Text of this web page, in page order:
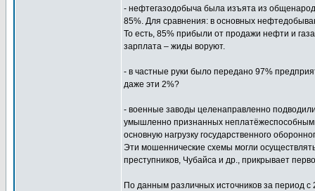
- нефтегазодобыча была изъята из
85%. Для сравнения: в основных
То есть, 85% прибыли от продажи нефти и
зарплата – жиды воруют.
- в частные руки было передано 97%
даже эти 2%?
- военные заводы целенаправленно
умышленно признанных
основную нагрузку государственного
Эти мошеннические схемы могли
преступников, Чубайса и др., прикрывает
По данным различных источников за период